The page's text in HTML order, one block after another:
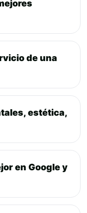
de una
estética,
en Google y